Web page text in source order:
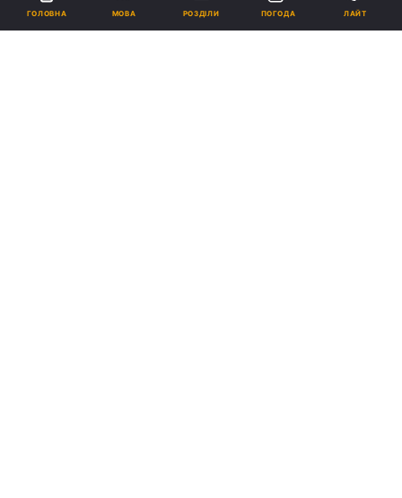
Підпишіться на нас в Google
ГОЛОВНА МОВА РОЗДІЛИ ПОГОДА ЛАЙТ